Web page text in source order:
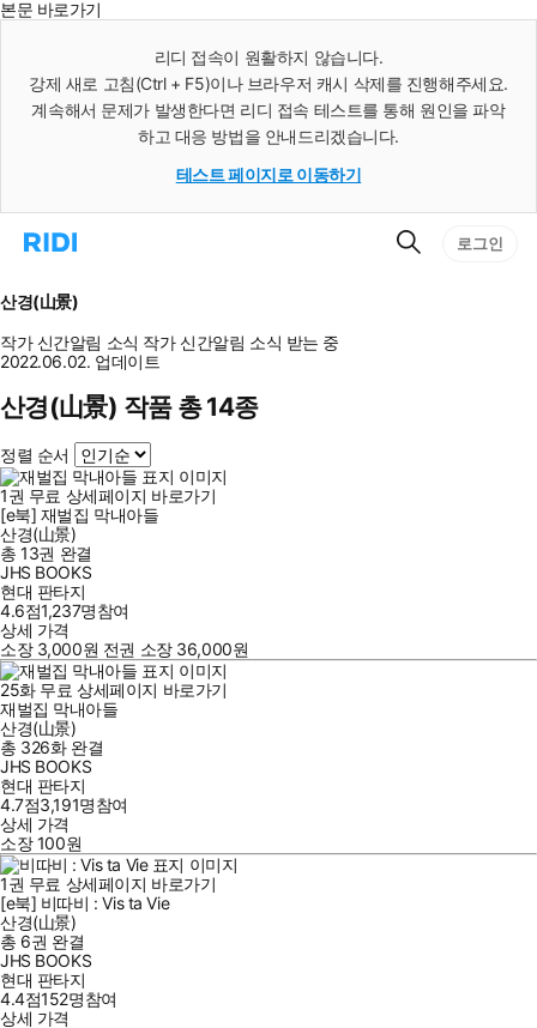
본문 바로가기
리디 접속이 원활하지 않습니다.
강제 새로 고침(Ctrl + F5)이나 브라우저 캐시 삭제를 진행해주세요.
계속해서 문제가 발생한다면 리디 접속 테스트를 통해 원인을 파악
하고 대응 방법을 안내드리겠습니다.
테스트 페이지로 이동하기
리
으
로
이
동
검
로그인
산경(山景)
작가 신간알림 소식 작가 신간알림 소식 받는 중
2022.06.02. 업데이트
산경(山景) 작품 총 14종
정렬 순서
1권 무료 상세페이지 바로가기
[e북] 재벌집 막내아들
산경(山景)
총 13권 완결
JHS BOOKS
현대 판타지
4.6점1,237명참여
상세 가격
소장 3,000원 전권 소장 36,000원
25화 무료 상세페이지 바로가기
재벌집 막내아들
산경(山景)
총 326화 완결
JHS BOOKS
현대 판타지
4.7점3,191명참여
상세 가격
소장100원
1권 무료 상세페이지 바로가기
[e북] 비따비 : Vis ta Vie
산경(山景)
총 6권 완결
JHS BOOKS
현대 판타지
4.4점152명참여
상세 가격